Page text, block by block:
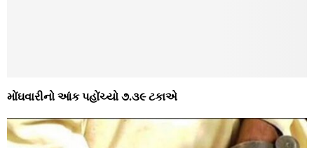
મોંઘવારીનો આંક પહોંચ્યો ૭.૩૯ ટકાએ